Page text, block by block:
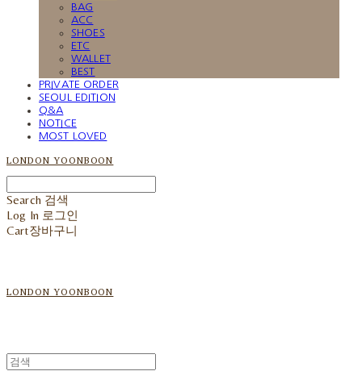
BAG
ACC
SHOES
ETC
WALLET
BEST
PRIVATE ORDER
SEOUL EDITION
Q&A
NOTICE
MOST LOVED
LONDON YOONBOON
Search 검색
Log In 로그인
Cart장바구니
LONDON YOONBOON